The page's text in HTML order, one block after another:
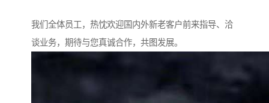
我们全体员工，热忱欢迎国内外新老客户前来指导、洽
谈业务，期待与您真诚合作，共图发展。